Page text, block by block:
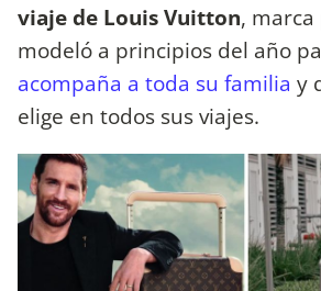
viaje de Louis Vuitton,
modeló a principios del año
acompaña a toda su familia y
elige en todos sus viajes.